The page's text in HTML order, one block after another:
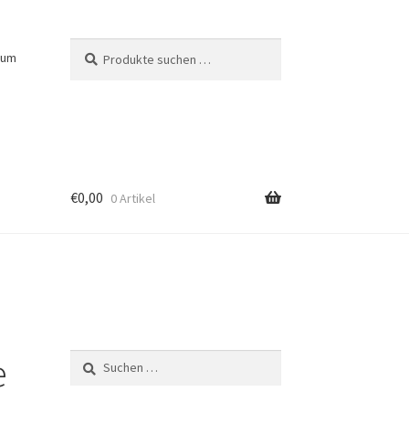
nach:
€0,00 0 Artikel
Suchen
nach: